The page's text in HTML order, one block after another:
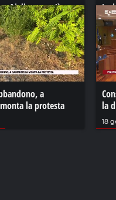
Aiello: non c’è
industria
05
a
la protesta
la
18